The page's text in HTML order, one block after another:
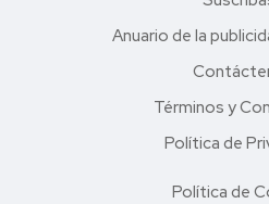
Anuario de la
Términos y
Política de
Política de